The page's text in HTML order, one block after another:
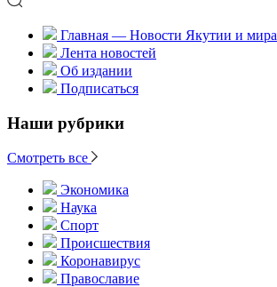
Главная — Новости Якутии и мира
Лента новостей
Об издании
Подписаться
Наши рубрики
Смотреть все
Экономика
Наука
Спорт
Происшествия
Коронавирус
Православие